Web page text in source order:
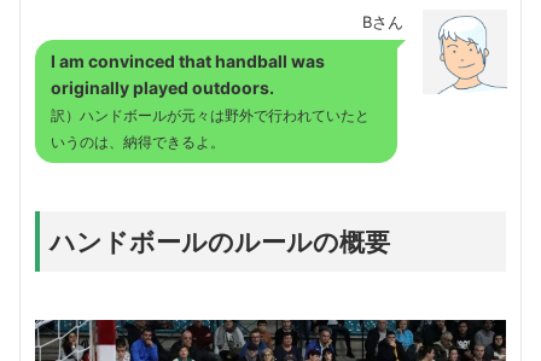
Bさん
I am convinced that handball was
originally played outdoors.
訳）ハンドボールが元々は野外で行われていたと
いうのは、納得できるよ。
ハンドボールのルールの概要